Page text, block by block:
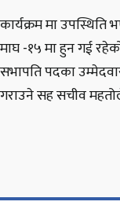
कार्यक्रम मा
माघ -१५ मा हुन गई
सभापति पदका
गराउने सह सचीव